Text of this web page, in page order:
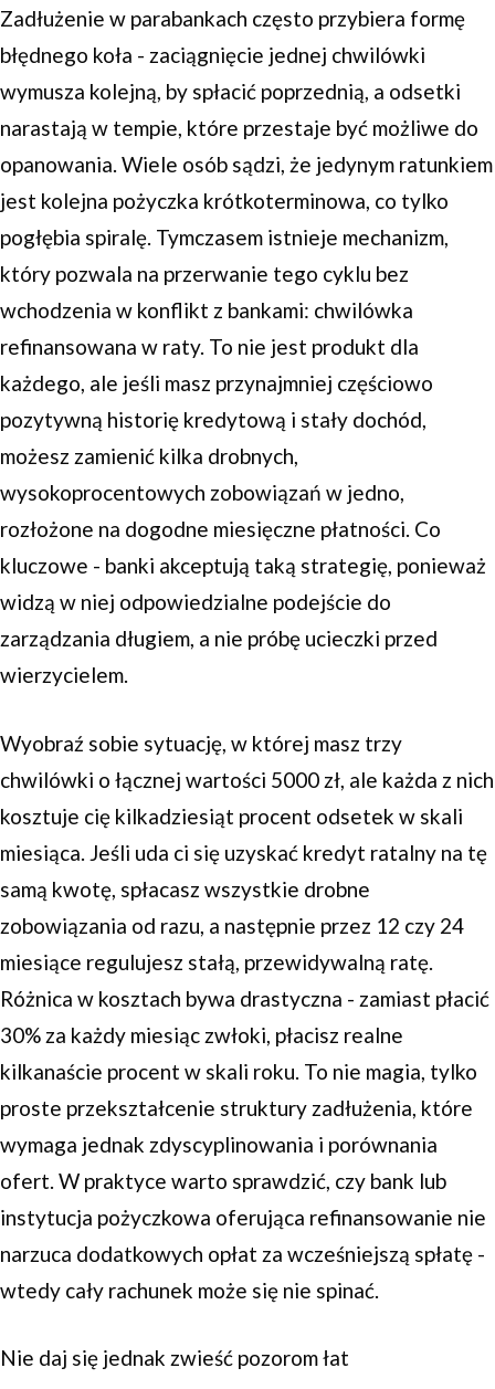
Zadłużenie w parabankach często przybiera formę
błędnego koła - zaciągnięcie jednej chwilówki
wymusza kolejną, by spłacić poprzednią, a odsetki
narastają w tempie, które przestaje być możliwe do
opanowania. Wiele osób sądzi, że jedynym ratunkiem
jest kolejna pożyczka krótkoterminowa, co tylko
pogłębia spiralę. Tymczasem istnieje mechanizm,
który pozwala na przerwanie tego cyklu bez
wchodzenia w konflikt z bankami: chwilówka
refinansowana w raty. To nie jest produkt dla
każdego, ale jeśli masz przynajmniej częściowo
pozytywną historię kredytową i stały dochód,
możesz zamienić kilka drobnych,
wysokoprocentowych zobowiązań w jedno,
rozłożone na dogodne miesięczne płatności. Co
kluczowe - banki akceptują taką strategię, ponieważ
widzą w niej odpowiedzialne podejście do
zarządzania długiem, a nie próbę ucieczki przed
wierzycielem.
Wyobraź sobie sytuację, w której masz trzy
chwilówki o łącznej wartości 5000 zł, ale każda z nich
kosztuje cię kilkadziesiąt procent odsetek w skali
miesiąca. Jeśli uda ci się uzyskać kredyt ratalny na tę
samą kwotę, spłacasz wszystkie drobne
zobowiązania od razu, a następnie przez 12 czy 24
miesiące regulujesz stałą, przewidywalną ratę.
Różnica w kosztach bywa drastyczna - zamiast płacić
30% za każdy miesiąc zwłoki, płacisz realne
kilkanaście procent w skali roku. To nie magia, tylko
proste przekształcenie struktury zadłużenia, które
wymaga jednak zdyscyplinowania i porównania
ofert. W praktyce warto sprawdzić, czy bank lub
instytucja pożyczkowa oferująca refinansowanie nie
narzuca dodatkowych opłat za wcześniejszą spłatę -
wtedy cały rachunek może się nie spinać.
Nie daj się jednak zwieść pozorom łat